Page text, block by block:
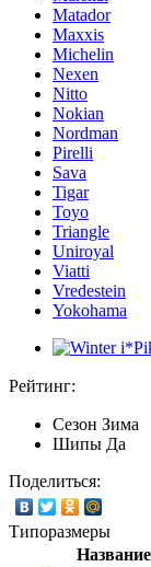
Matador
Maxxis
Michelin
Nexen
Nitto
Nokian
Nordman
Pirelli
Sava
Tigar
Toyo
Triangle
Uniroyal
Viatti
Vredestein
Yokohama
Рейтинг:
Сезон Зима
Шипы Да
Поделиться:
Типоразмеры
Название